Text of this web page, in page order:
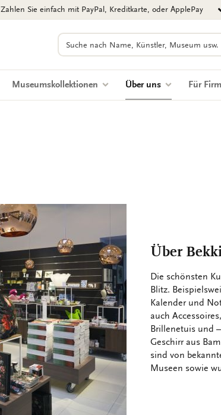
Zahlen Sie einfach mit PayPal, Kreditkarte, oder ApplePay
Suchen
Museumskollektionen Über uns (current)
Für
Über
Die schönsten
Blitz.
Kalender und
auch
Brillenetuis und
Geschirr aus
sind von
Museen sowie